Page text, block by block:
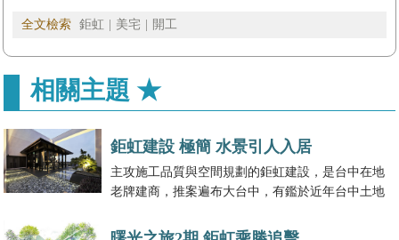
全文檢索 鉅虹 美宅 開工
相關主題 ★
鉅虹建設 極簡 水景引人入居
主攻施工品質與空間規劃的鉅虹建設，是台中在地
老牌建商，推案遍布大台中，有鑑於近年台中土地
來堅持現代、極簡、框架等元素，加上水景植栽打